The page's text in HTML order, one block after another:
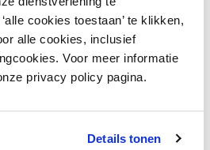
cookies toestaan’ te klikken,
alle cookies, inclusief
Voor meer informatie
privacy policy pagina.
Details tonen